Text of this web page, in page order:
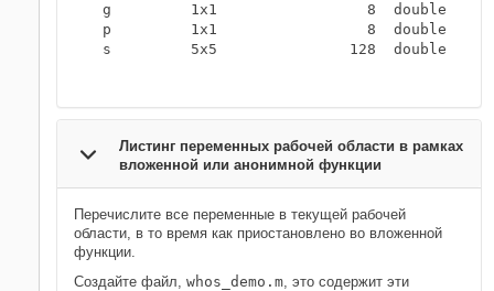
g         1x1                 8  double
p         1x1                 8  double
s         5x5               128  double
Листинг переменных рабочей области в рамках
вложенной или анонимной функции
Перечислите все переменные в текущей рабочей
области, в то время как приостановлено во вложенной
функции.
Создайте файл, whos_demo.m, это содержит эти